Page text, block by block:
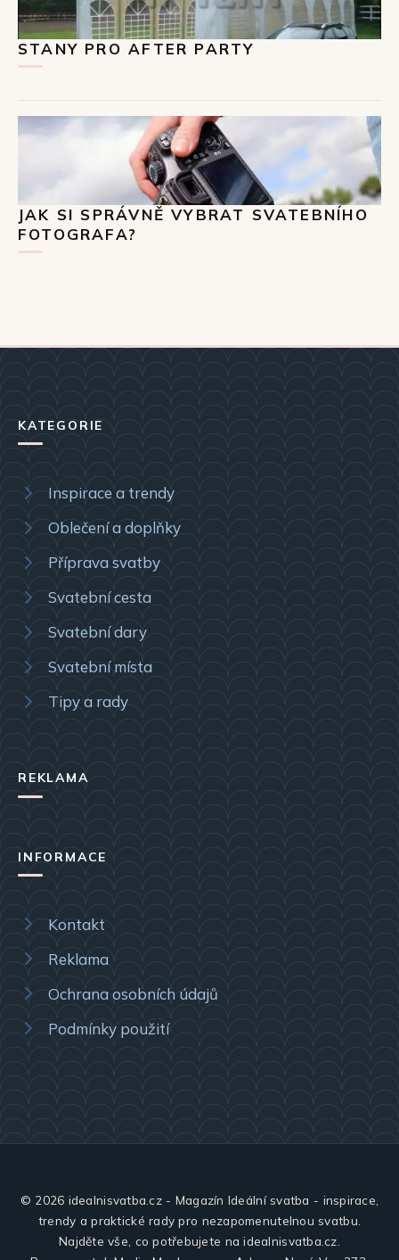
STANY PRO AFTER PARTY
JAK SI SPRÁVNĚ VYBRAT SVATEBNÍHO
FOTOGRAFA?
KATEGORIE
Inspirace a trendy
Oblečení a doplňky
Příprava svatby
Svatební cesta
Svatební dary
Svatební místa
Tipy a rady
REKLAMA
INFORMACE
Kontakt
Reklama
Ochrana osobních údajů
Podmínky použití
© 2026 idealnisvatba.cz - Magazín Ideální svatba - inspirace,
trendy a praktické rady pro nezapomenutelnou svatbu.
Najděte vše, co potřebujete na idealnisvatba.cz.